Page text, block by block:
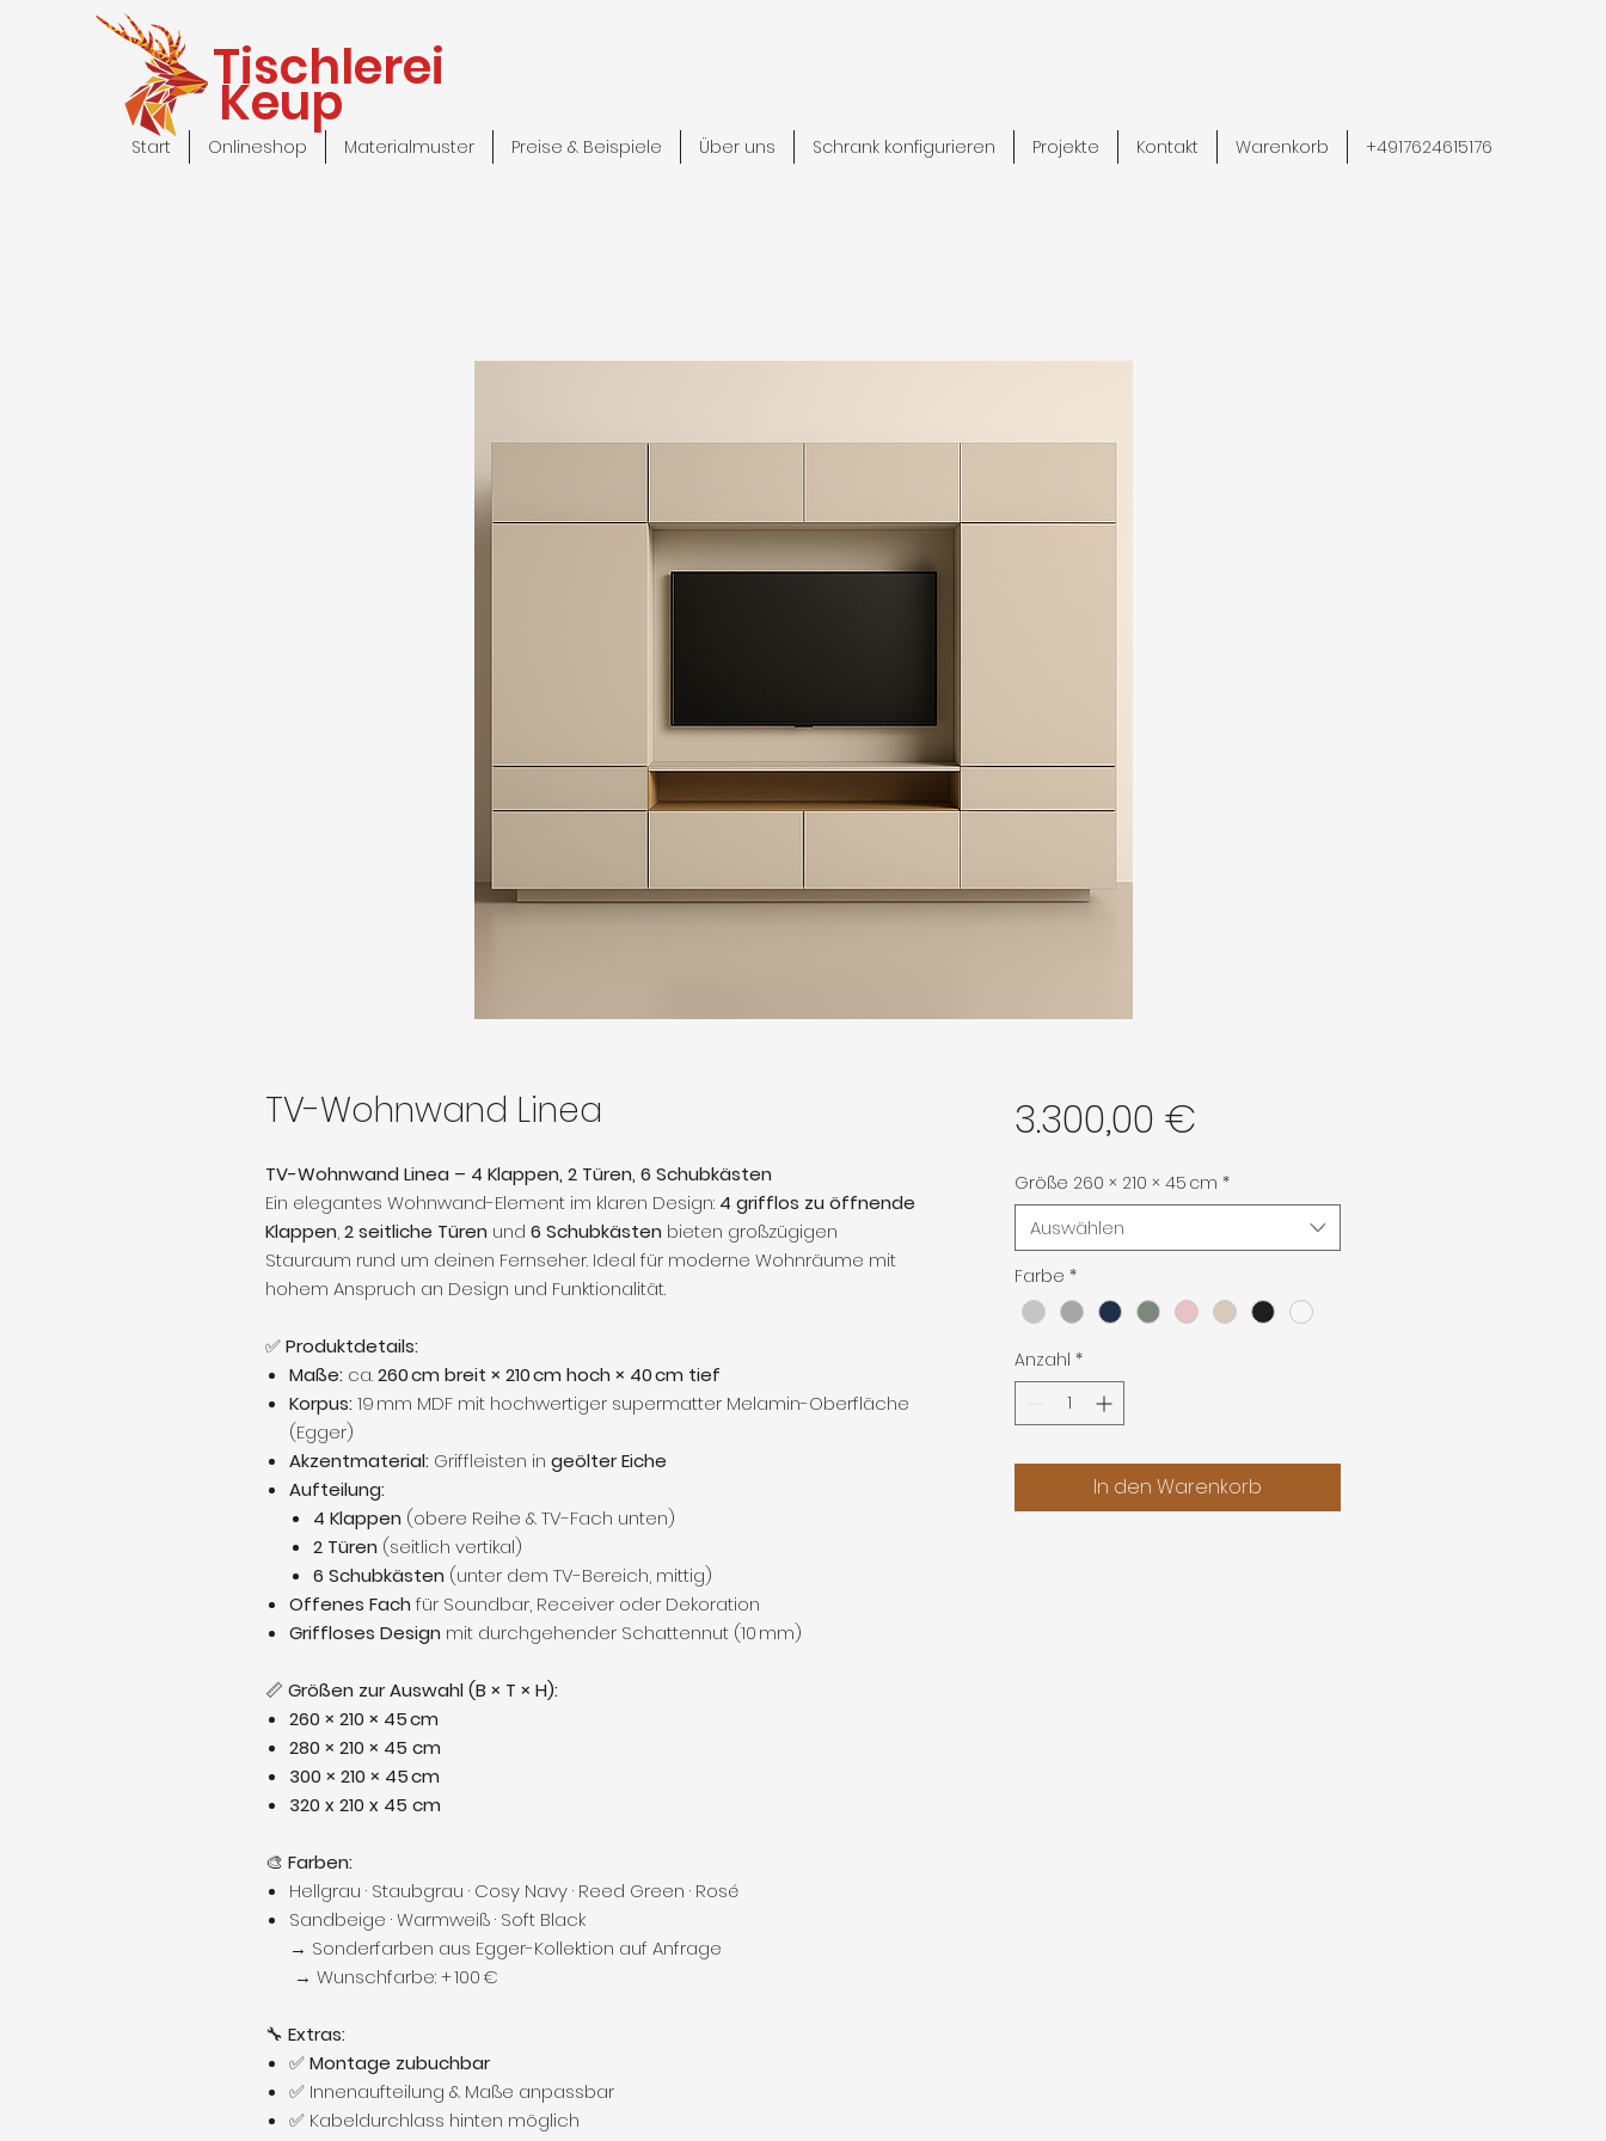
Keup
Tischlerei
Start Onlineshop Materialmuster Preise & Beispiele Über uns Schrank konfigurieren Projekte Kontakt Warenkorb +4917624615176
TV-Wohnwand Linea
TV-Wohnwand Linea – 4 Klappen, 2 Türen, 6 Schubkästen
Ein elegantes Wohnwand-Element im klaren Design: 4 grifflos zu öffnende
Klappen,2 seitliche Türen und 6 Schubkästen bieten großzügigen
Stauraum rund um deinen Fernseher. Ideal für moderne Wohnräume mit
hohem Anspruch an Design und Funktionalität.
✅Produktdetails:
Maße: ca.260 cm breit × 210 cm hoch × 40 cm tief
Korpus: 19 mm MDF mit hochwertiger supermatter Melamin-Oberfläche
(Egger)
Akzentmaterial: Griffleisten in geölter Eiche
Aufteilung:
4 Klappen (obere Reihe & TV-Fach unten)
2 Türen (seitlich vertikal)
6 Schubkästen (unter dem TV-Bereich, mittig)
Offenes Fach für Soundbar, Receiver oder Dekoration
Griffloses Design mit durchgehender Schattennut (10 mm)
📏 Größen zur Auswahl (B × T × H):
260 × 210 × 45 cm
280 × 210 × 45 cm
300 × 210 × 45 cm
320 x 210 x 45 cm
🎨 Farben:
Hellgrau · Staubgrau · Cosy Navy · Reed Green · Rosé
Sandbeige · Warmweiß · Soft Black
→ Sonderfarben aus Egger-Kollektion auf Anfrage
→ Wunschfarbe: + 100 €
🔧 Extras:
✅Montage zubuchbar
✅ Innenaufteilung & Maße anpassbar
✅ Kabeldurchlass hinten möglich
3.300,00 €Preis
Größe 260 × 210 × 45 cm *
Auswählen
Farbe *
Anzahl *
In den Warenkorb